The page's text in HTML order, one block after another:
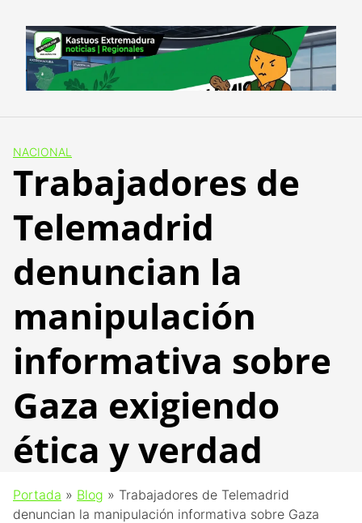
content
NACIONAL
Trabajadores de
Telemadrid
denuncian la
manipulación
informativa sobre
Gaza exigiendo
ética y verdad
Portada » Blog » Trabajadores de Telemadrid
denuncian la manipulación informativa sobre Gaza